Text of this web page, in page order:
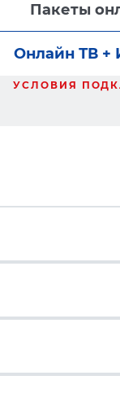
Пакеты
Онлайн ТВ +
УСЛОВИЯ